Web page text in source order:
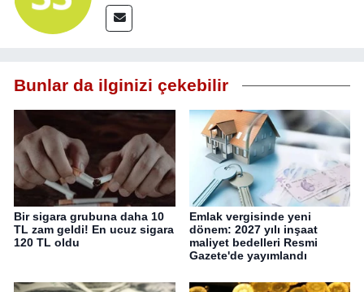
Bunlar da ilginizi çekebilir
Bir sigara grubuna daha 10
TL zam geldi! En ucuz sigara
120 TL oldu
Emlak vergisinde yeni
dönem: 2027 yılı inşaat
maliyet bedelleri Resmi
Gazete'de yayımlandı